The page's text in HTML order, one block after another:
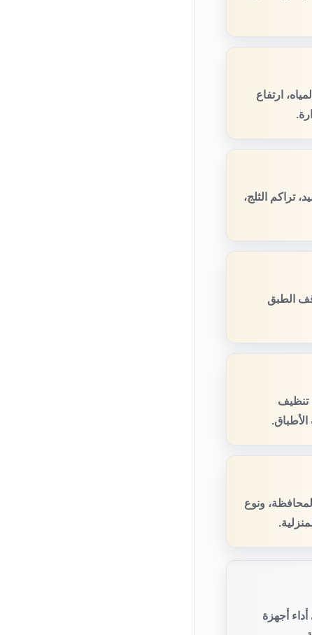
ارتفاع
تراكم الثلج،
الطبق
تنظيف
ونوع
أجهزة